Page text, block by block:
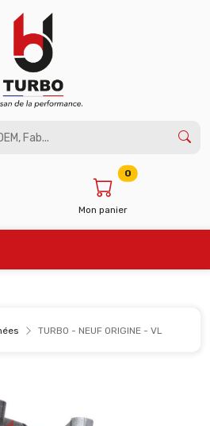
Mon panier
0
TURBO - NEUF ORIGINE - VL